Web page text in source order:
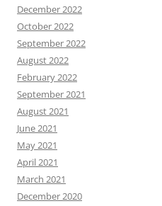
December 2022
October 2022
September 2022
August 2022
February 2022
September 2021
August 2021
June 2021
May 2021
April 2021
March 2021
December 2020